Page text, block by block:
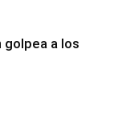
golpea a los